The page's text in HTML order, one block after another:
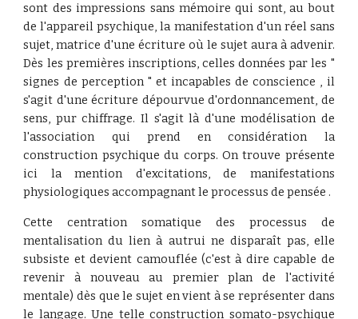
sont des impressions sans mémoire qui sont, au bout
de l'appareil psychique, la manifestation d'un réel sans
sujet, matrice d'une écriture où le sujet aura à advenir.
Dès les premières inscriptions, celles données par les "
signes de perception " et incapables de conscience , il
s'agit d'une écriture dépourvue d'ordonnancement, de
sens, pur chiffrage. Il s'agit là d'une modélisation de
l'association qui prend en considération la
construction psychique du corps. On trouve présente
ici la mention d'excitations, de manifestations
physiologiques accompagnant le processus de pensée .
Cette centration somatique des processus de
mentalisation du lien à autrui ne disparaît pas, elle
subsiste et devient camouflée (c'est à dire capable de
revenir à nouveau au premier plan de l'activité
mentale) dès que le sujet en vient à se représenter dans
le langage. Une telle construction somato-psychique